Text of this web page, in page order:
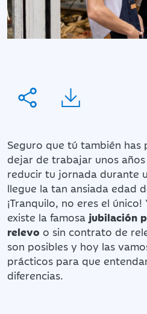
Seguro que tú también has
dejar de trabajar unos
reducir tu jornada durante
llegue la tan ansiada edad
¡Tranquilo, no eres el
existe la famosa jubilación
relevo o sin contrato de
son posibles y hoy las
prácticos para que
diferencias.